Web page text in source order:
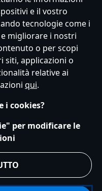
Negozio
Mappa del Sito
personali
Condizioni generali
s172 Statements
e il vostro
tecnologie come i
migliorare i nostri
o per scopi
siti, applicazioni o
relative ai
qui.
i cookies?
per modificare le